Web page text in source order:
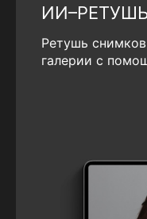
Ретушь
галерии с